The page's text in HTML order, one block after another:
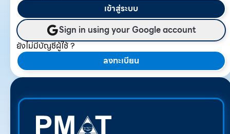
เข้าสู่ระบบ
Sign in using your Google account
ยังไม่มีบัญชีผู้ใช้ ?
ลงทะเบียน